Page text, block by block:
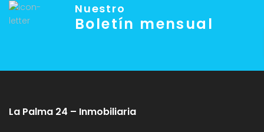
Nuestro
Boletín mensual
La Palma 24 – Inmobiliaria